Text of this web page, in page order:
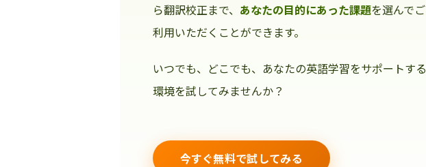
ら翻訳校正まで、 あなたの目的にあった課題を選んでご
利用いただくことができます。
いつでも、どこでも、あなたの英語学習をサポートする
環境を試してみませんか？
今すぐ無料で試してみる